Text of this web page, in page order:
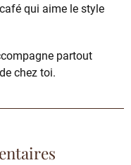
qui aime le style
partout
chez toi.